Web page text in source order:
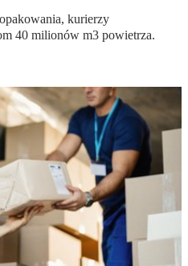
kurierzy
40 milionów m3 powietrza.